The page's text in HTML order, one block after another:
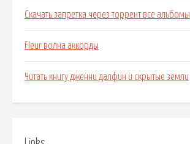
Скачать запретка через торрент все альбомы
Fleur волна аккорды
Читать книгу дженни далфин и скрытые земли